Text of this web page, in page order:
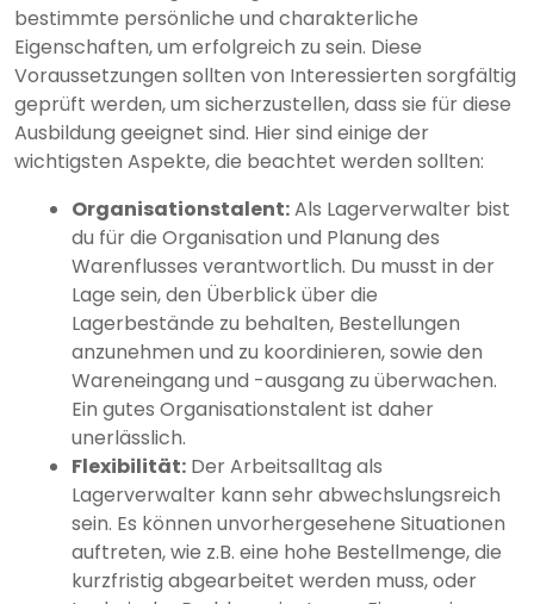
bestimmte persönliche und charakterliche
Eigenschaften, um erfolgreich zu sein. Diese
Voraussetzungen sollten von Interessierten sorgfältig
geprüft werden, um sicherzustellen, dass sie für diese
Ausbildung geeignet sind. Hier sind einige der
wichtigsten Aspekte, die beachtet werden sollten:
Organisationstalent:Als Lagerverwalter bist
du für die Organisation und Planung des
Warenflusses verantwortlich. Du musst in der
Lage sein, den Überblick über die
Lagerbestände zu behalten, Bestellungen
anzunehmen und zu koordinieren, sowie den
Wareneingang und -ausgang zu überwachen.
Ein gutes Organisationstalent ist daher
unerlässlich.
Flexibilität: Der Arbeitsalltag als
Lagerverwalter kann sehr abwechslungsreich
sein. Es können unvorhergesehene Situationen
auftreten, wie z.B. eine hohe Bestellmenge, die
kurzfristig abgearbeitet werden muss, oder